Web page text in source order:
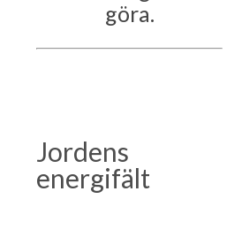
göra.
Jordens
energifält